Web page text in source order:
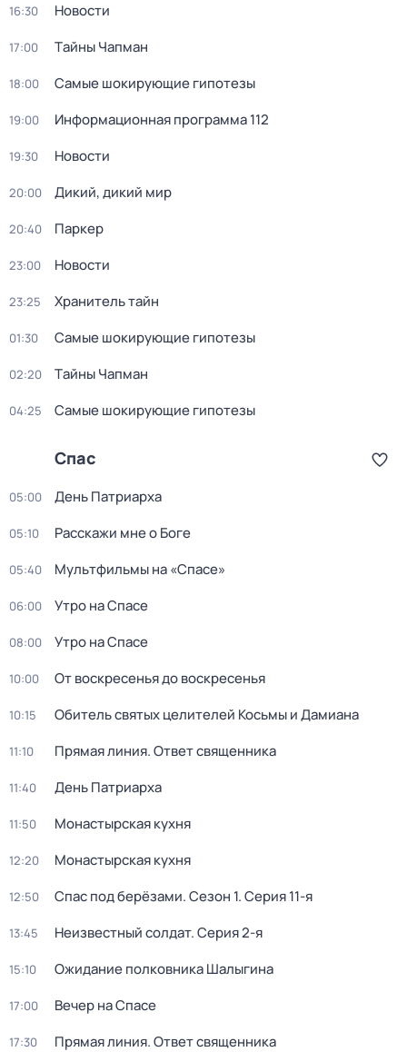
16:30 Новости
17:00 Тaйны Чапман
18:00 Самые шoкиpующие гипотезы
19:00 Информационная программа 112
19:30 Новости
20:00 Дикий, дикий мир
20:40 Паркер
23:00 Новости
23:25 Хранитель тайн
01:30 Самые шoкиpующие гипотезы
02:20 Тaйны Чапман
04:25 Самые шoкиpующие гипотезы
Спас
05:00 Дeнь Патриаpха
05:10 Расскажи мне о Боге
05:40 Мультфильмы на «Спасе»
06:00 Утро на Спасе
08:00 Утро на Спасе
10:00 От воскресенья до воскресенья
10:15 Обитель святых целителей Косьмы и Дамиана
11:10 Прямая линия. Ответ священника
11:40 Дeнь Патриаpха
11:50 Монастырская кухня
12:20 Монастырская кухня
12:50 Спас под берёзами. Сезон 1. Серия 11-я
13:45 Неизвестный солдат. Серия 2-я
15:10 Ожидание полковника Шалыгина
17:00 Вечер на Спасе
17:30 Прямая линия. Ответ священника